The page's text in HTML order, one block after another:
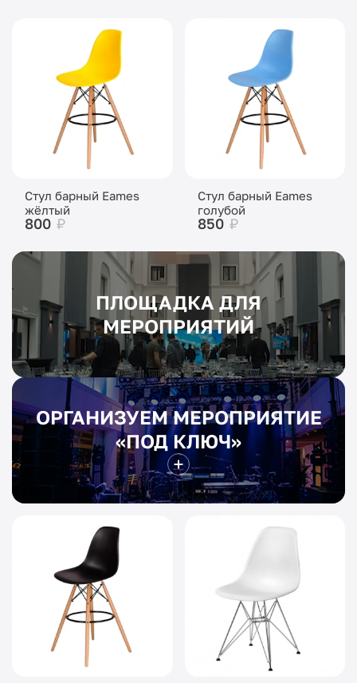
Стул барный Eames
жёлтый
800 ₽
Стул барный Eames
голубой
850 ₽
ПЛОЩАДКА ДЛЯ
МЕРОПРИЯТИЙ
ОРГАНИЗУЕМ МЕРОПРИЯТИЕ
«ПОД КЛЮЧ»